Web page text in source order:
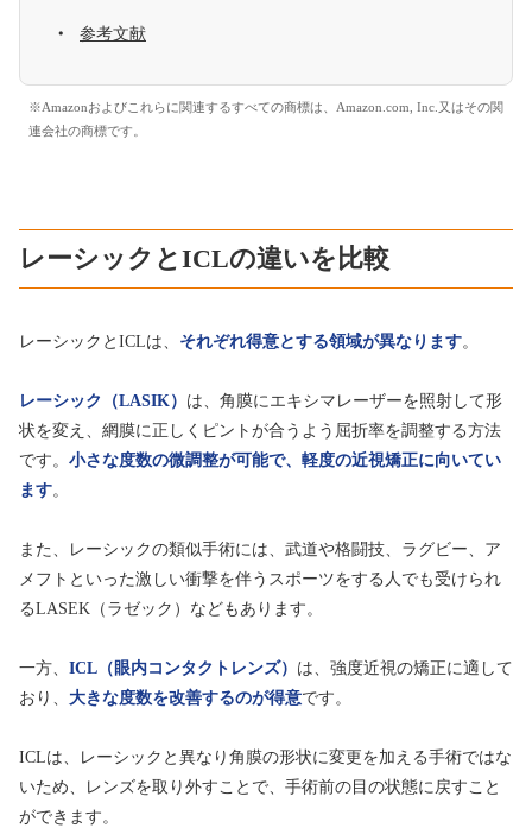
参考文献
※Amazonおよびこれらに関連するすべての商標は、Amazon.com, Inc.又はその関
連会社の商標です。
レーシックとICLの違いを比較
レーシックとICLは、 それぞれ得意とする領域が異なります。
レーシック（LASIK） は、角膜にエキシマレーザーを照射して形
状を変え、網膜に正しくピントが合うよう屈折率を調整する方法
です。 小さな度数の微調整が可能で、軽度の近視矯正に向いてい
ます。
また、レーシックの類似手術には、武道や格闘技、ラグビー、ア
メフトといった激しい衝撃を伴うスポーツをする人でも受けられ
るLASEK（ラゼック）などもあります。
一方、 ICL（眼内コンタクトレンズ） は、強度近視の矯正に適して
おり、 大きな度数を改善するのが得意です。
ICLは、レーシックと異なり角膜の形状に変更を加える手術ではな
いため、レンズを取り外すことで、手術前の目の状態に戻すこと
ができます。